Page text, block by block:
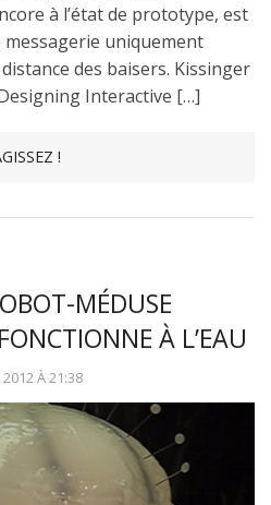
à l’état de prototype, est
uniquement
des baisers. Kissinger
Interactive […]
!
MÉDUSE
À L’EAU
2012À21:38